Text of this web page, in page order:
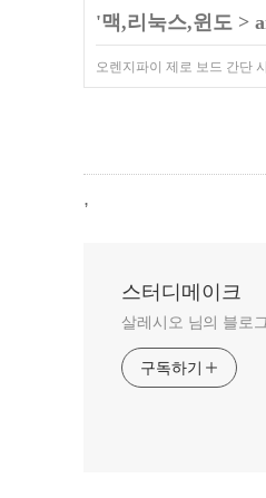
'맥,리눅스,윈도 >
오렌지파이 제로 보드 간단
,
스터디메이크
살레시오 님의 블로
구독하기